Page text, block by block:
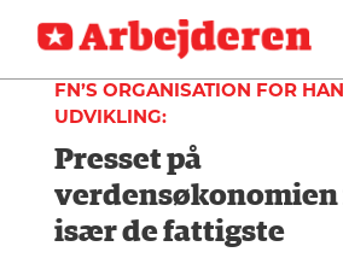
SEKTIONER
MENER
FAGLIGT
SOUNDCLOUD
ABONNER
FN’S ORGANISATION FOR
UDVIKLING:
Presset på
især de fattigste